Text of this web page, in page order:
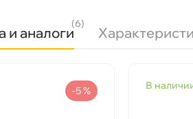
и аналоги
(6)
-5 %
CUK 1829